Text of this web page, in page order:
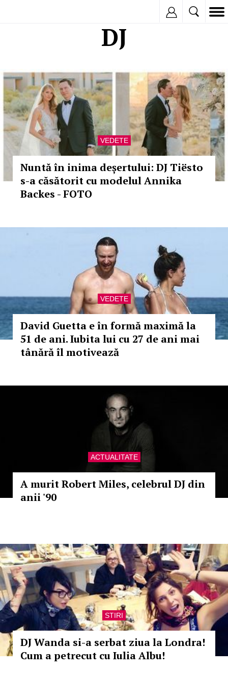
DJ
VEDETE
Nuntă în inima deșertului: DJ Tiësto
s-a căsătorit cu modelul Annika
Backes - FOTO
VEDETE
David Guetta e în formă maximă la
51 de ani. Iubita lui cu 27 de ani mai
tânără îl motivează
ACTUALITATE
A murit Robert Miles, celebrul DJ din
anii '90
STIRI
DJ Wanda si-a serbat ziua la Londra!
Cum a petrecut cu Iulia Albu!